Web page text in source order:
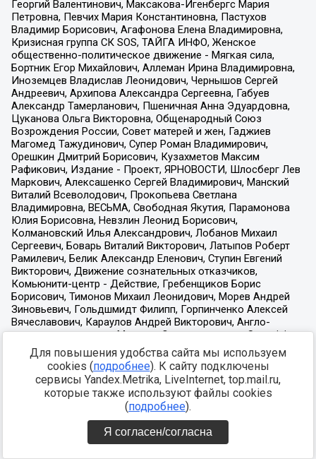
Для повышения удобства сайта мы используем
cookies (подробнее). К сайту подключены
сервисы Yandex.Metrika, LiveInternet, top.mail.ru,
которые также используют файлы cookies
(подробнее).
Я согласен/согласна